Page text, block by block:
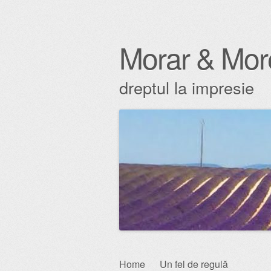
Morar &
dreptul la impresie
Skip
Home Un fel de regulă